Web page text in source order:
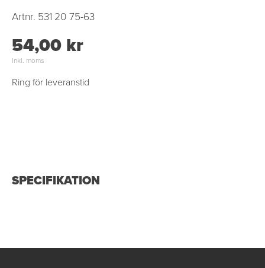
Artnr. 531 20 75-63
54,00 kr
Inkl. moms
Ring för leveranstid
SPECIFIKATION